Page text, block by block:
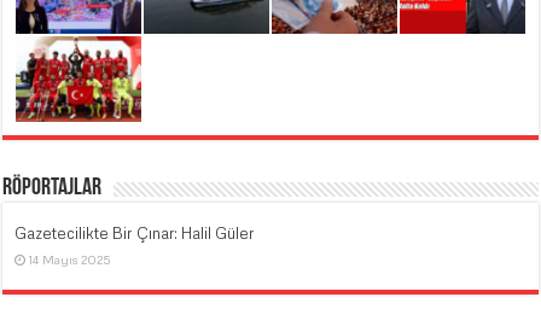
Röportajlar
Gazetecilikte Bir Çınar: Halil Güler
14 Mayıs 2025